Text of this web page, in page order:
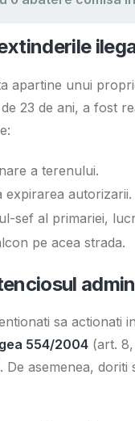
apartine unui
23 de ani, a fost
a terenului.
expirarea autorizarii.
sef al primariei,
pe acea strada.
sa actionati
554/2004 (art.
De asemenea,